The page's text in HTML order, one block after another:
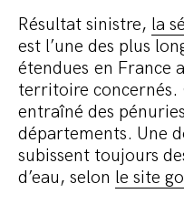
Résultat sinistre, la
est l’une des plus
étendues en France
territoire concernés.
entraîné des
départements. Une
subissent toujours
d’eau, selon le site